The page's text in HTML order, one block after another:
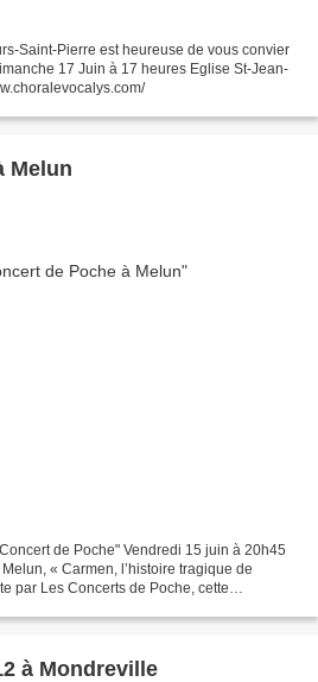
Saint-Pierre est heureuse de vous convier
17 Juin à 17 heures Eglise St-Jean-
Melun
de Poche" Vendredi 15 juin à 20h45
« Carmen, l’histoire tragique de
par Les Concerts de Poche, cette
à Mondreville